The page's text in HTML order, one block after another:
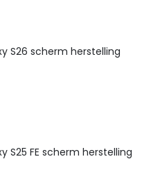
S26 scherm herstelling
S25 FE scherm herstelling